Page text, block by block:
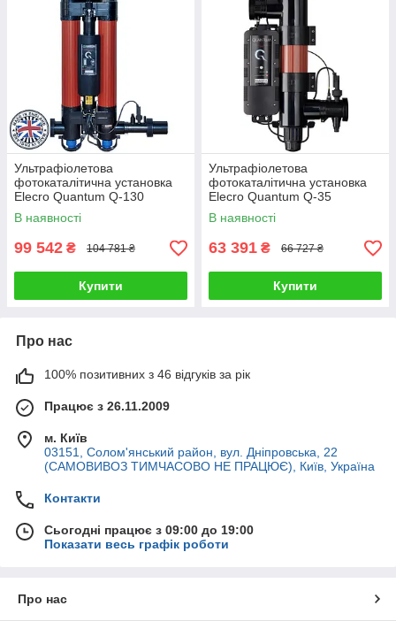
Ультрафіолетова
фотокаталітична установка
Elecro Quantum Q-130
В наявності
99 542 ₴ 104 781 ₴
Купити
Ультрафіолетова
фотокаталітична установка
Elecro Quantum Q-35
В наявності
63 391 ₴ 66 727 ₴
Купити
Про нас
100% позитивних з 46 відгуків за рік
Працює з 26.11.2009
м. Київ
03151, Солом'янський район, вул. Дніпровська, 22
(САМОВИВОЗ ТИМЧАСОВО НЕ ПРАЦЮЄ), Київ, Україна
Контакти
Сьогодні працює з 09:00 до 19:00
Показати весь графік роботи
Про нас